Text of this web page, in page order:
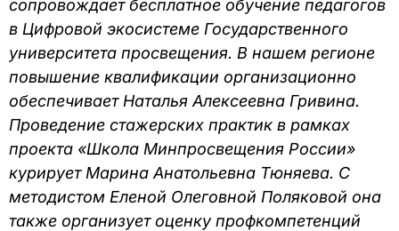
сопровождает бесплатное обучение педагогов
в Цифровой экосистеме Государственного
университета просвещения. В нашем регионе
повышение квалификации организационно
обеспечивает Наталья Алексеевна Гривина.
Проведение стажерских практик в рамках
проекта «Школа Минпросвещения России»
курирует Марина Анатольевна Тюняева. С
методистом Еленой Олеговной Поляковой она
также организует оценку профкомпетенций